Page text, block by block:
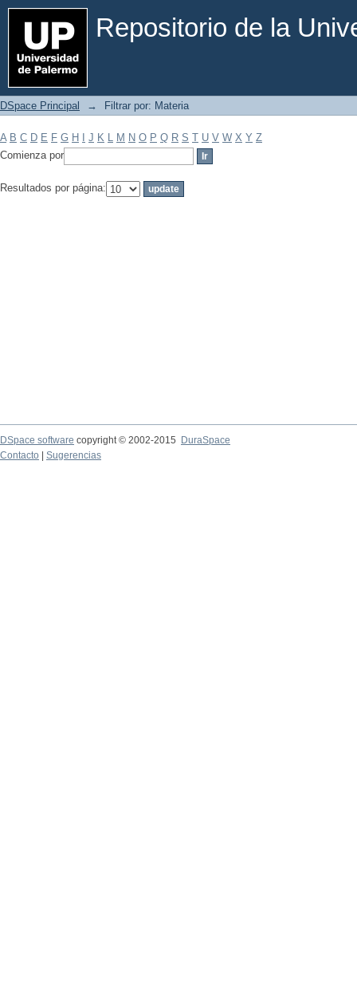
Repositorio de la
Filtrar por: Materia
DSpace Principal → Filtrar por: Materia
A B C D E F G H J K L M N O P Q R S T U V W X Y Z
Comienza por
Resultados por página:
DSpace software copyright © 2002-2015
DuraSpace
Contacto
Sugerencias